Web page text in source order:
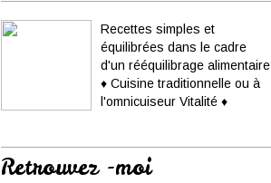
Recettes simples et
équilibrées dans le cadre
d'un rééquilibrage alimentaire
♦ Cuisine traditionnelle ou à
l'omnicuiseur Vitalité ♦
Retrouvez -moi